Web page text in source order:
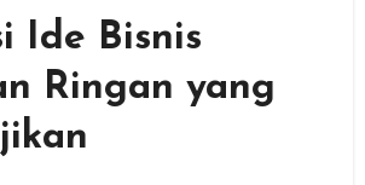
Ide Bisnis
Ringan yang